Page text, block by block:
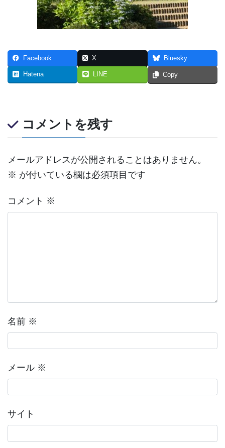
Facebook X Bluesky
Hatena LINE Copy
コメントを残す
メールアドレスが公開されることはありません。
※ が付いている欄は必須項目です
コメント ※
名前 ※
メール ※
サイト